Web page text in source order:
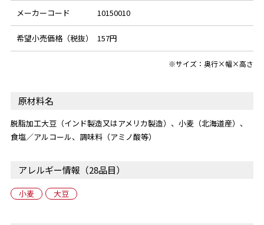
メーカーコード 10150010
希望小売価格（税抜） 157円
※サイズ：奥行×幅×高さ
原材料名
脱脂加工大豆（インド製造又はアメリカ製造）、小麦（北海道産）、
食塩／アルコール、調味料（アミノ酸等）
アレルギー情報（28品目）
小麦 大豆